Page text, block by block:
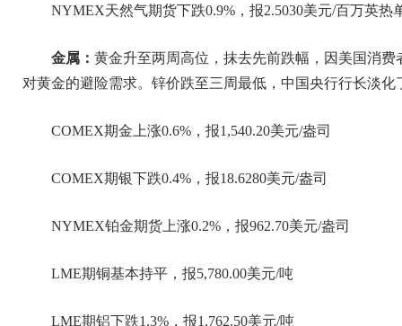
NYMEX天然气期货下跌0.9%，报2.5030美元/百万英热
金属： 黄金升至两周高位，抹去先前跌幅，因美国消
对黄金的避险需求。锌价跌至三周最低，中国央行行长淡
COMEX期金上涨0.6%，报1,540.20美元/盎司
COMEX期银下跌0.4%，报18.6280美元/盎司
NYMEX铂金期货上涨0.2%，报962.70美元/盎司
LME期铜基本持平，报5,780.00美元/吨
LME期铝下跌1.3%，报1,762.50美元/吨